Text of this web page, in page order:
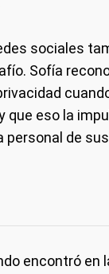
sociales
Sofía
que eso la
personal de
encontró en